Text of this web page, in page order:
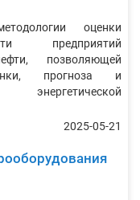
оценки
предприятий
позволяющей
прогноза и
2025-05-21